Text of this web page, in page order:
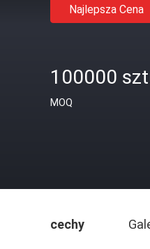
Najlepsza Cena
100000
MOQ
cechy